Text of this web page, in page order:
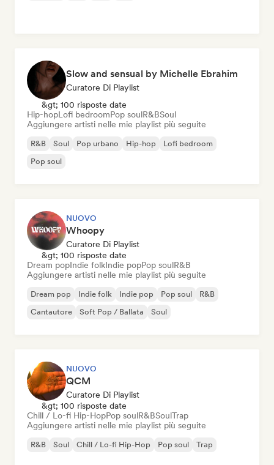
Slow and sensual by Michelle Ebrahim
Curatore Di Playlist
&gt; 100 risposte date
Hip-hopLofi bedroomPop soulR&BSoul
Aggiungere artisti nelle mie playlist più seguite
R&B Soul Pop urbano Hip-hop
Lofi bedroom
Pop soul
NUOVO
Whoopy
Curatore Di Playlist
&gt; 100 risposte date
Dream popIndie folkIndie popPop soulR&B
Aggiungere artisti nelle mie playlist più seguite
Dream pop Indie folk Indie pop Pop soul
R&B
Cantautore
Soft Pop / Ballata Soul
NUOVO
QCM
Curatore Di Playlist
&gt; 100 risposte date
Chill / Lo-fi Hip-HopPop soulR&BSoulTrap
Aggiungere artisti nelle mie playlist più seguite
R&B Soul Chill / Lo-fi Hip-Hop Pop soul Trap